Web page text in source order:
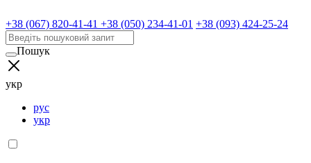
+38 (067) 820-41-41 +38 (050) 234-41-01 +38 (093) 424-25-24
Пошук
укр
рус
укр